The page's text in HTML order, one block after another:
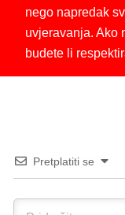
nego napredak
uvjeravanja. Ako
budete li
Pretplatiti se